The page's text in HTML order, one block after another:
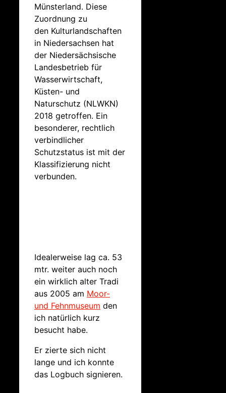
Münsterland. Diese
Zuordnung zu
den Kulturlandschaften
in Niedersachsen hat
der Niedersächsische
Landesbetrieb für
Wasserwirtschaft,
Küsten- und
Naturschutz (NLWKN)
2018 getroffen. Ein
besonderer, rechtlich
verbindlicher
Schutzstatus ist mit der
Klassifizierung nicht
verbunden.
Idealerweise lag ca. 53
mtr. weiter auch noch
ein wirklich alter Tradi
aus 2005 am Moor-
und Fehnmuseum den
ich natürlich kurz
besucht habe.
Er zierte sich nicht
lange und ich konnte
das Logbuch signieren.